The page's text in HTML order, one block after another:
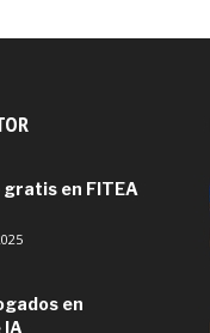
en FITEA
en
IA